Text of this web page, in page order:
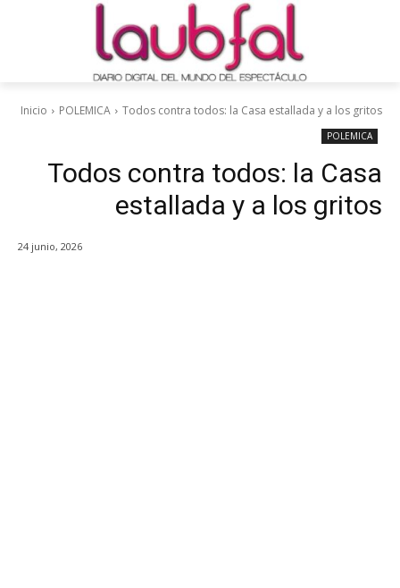
Inicio POLEMICA Todos contra todos: la Casa estallada y a los gritos
POLEMICA
Todos contra todos: la Casa
estallada y a los gritos
24 junio, 2026